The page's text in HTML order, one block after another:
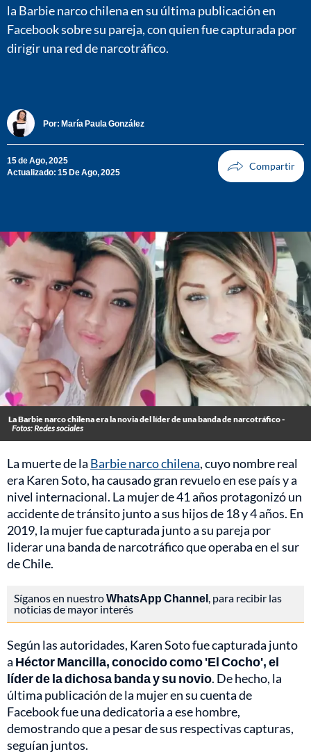
la Barbie narco chilena en su última publicación en
Facebook sobre su pareja, con quien fue capturada por
dirigir una red de narcotráfico.
Por: María Paula González
15 de Ago, 2025
Actualizado: 15 De Ago, 2025
La Barbie narco chilena era la novia del líder de una banda de narcotráfico -
Fotos: Redes sociales
La muerte de la Barbie narco chilena, cuyo nombre real
era Karen Soto, ha causado gran revuelo en ese país y a
nivel internacional. La mujer de 41 años protagonizó un
accidente de tránsito junto a sus hijos de 18 y 4 años. En
2019, la mujer fue capturada junto a su pareja por
liderar una banda de narcotráfico que operaba en el sur
de Chile.
Síganos en nuestroWhatsApp Channel, para recibir las
noticias de mayor interés
Según las autoridades, Karen Soto fue capturada junto
a Héctor Mancilla, conocido como 'El Cocho', el
líder de la dichosa banda y su novio. De hecho, la
última publicación de la mujer en su cuenta de
Facebook fue una dedicatoria a ese hombre,
demostrando que a pesar de sus respectivas capturas,
seguían juntos.